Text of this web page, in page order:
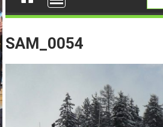
SAM_0054